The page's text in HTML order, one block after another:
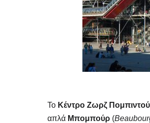
Το Κέντρο Ζωρζ Πομπιντού
απλά Μπομπούρ (